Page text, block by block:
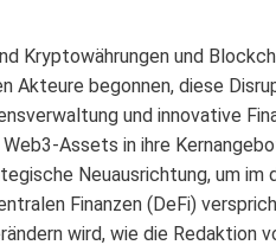
Kryptowährungen und
begonnen, diese
und innovative
Assets in ihre
Neuausrichtung, um
Finanzen (DeFi)
wird, wie die Redaktion